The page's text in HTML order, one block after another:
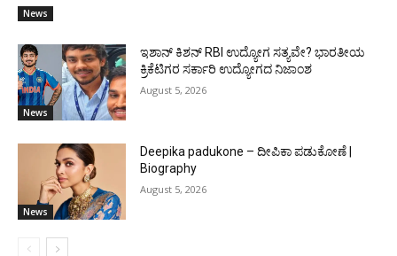
News
News
ಇಶಾನ್ ಕಿಶನ್ RBI ಉದ್ಯೋಗ ಸತ್ಯವೇ? ಭಾರತೀಯ
ಕ್ರಿಕೆಟಿಗರ ಸರ್ಕಾರಿ ಉದ್ಯೋಗದ ನಿಜಾಂಶ
August 5, 2026
News
Deepika padukone – ದೀಪಿಕಾ ಪಡುಕೋಣೆ |
Biography
August 5, 2026